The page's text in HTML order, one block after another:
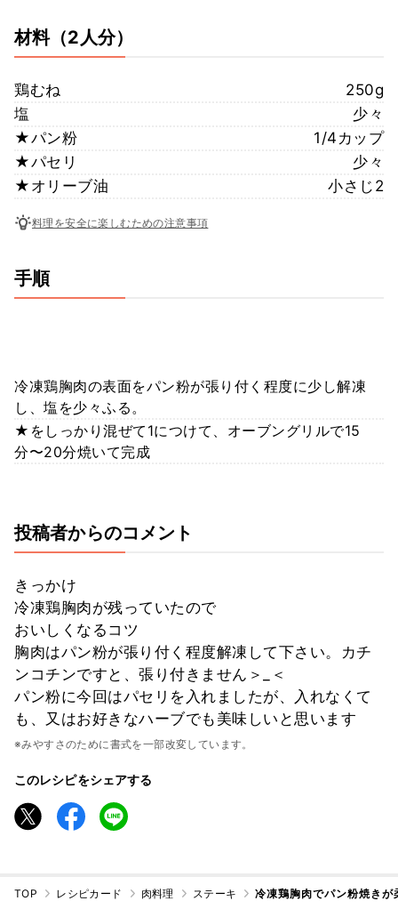
材料（2人分）
鶏むね
250g
塩
少々
★パン粉
1/4カップ
★パセリ
少々
★オリーブ油
小さじ2
料理を安全に楽しむための注意事項
手順
冷凍鶏胸肉の表面をパン粉が張り付く程度に少し解凍
し、塩を少々ふる。
★をしっかり混ぜて1につけて、オーブングリルで15
分〜20分焼いて完成
投稿者からのコメント
きっかけ
冷凍鶏胸肉が残っていたので
おいしくなるコツ
胸肉はパン粉が張り付く程度解凍して下さい。カチ
ンコチンですと、張り付きません＞_＜
パン粉に今回はパセリを入れましたが、入れなくて
も、又はお好きなハーブでも美味しいと思います
※みやすさのために書式を一部改変しています。
このレシピをシェアする
TOP レシピカード 肉料理 ステーキ 冷凍鶏胸肉でパン粉焼き